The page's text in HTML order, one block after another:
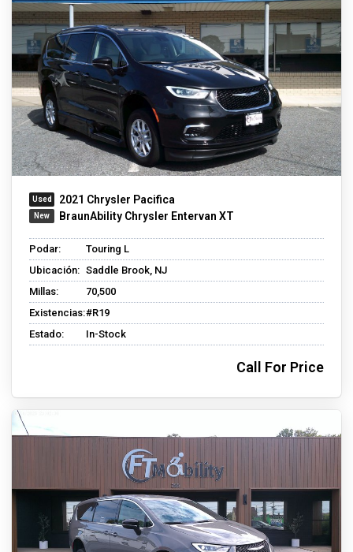
2021 Chrysler Pacifica
BraunAbility Chrysler Entervan XT
Podar:
Touring L
Ubicación: Saddle Brook, NJ
Millas:
70,500
Existencias:#R19
Estado:
In-Stock
Call For Price